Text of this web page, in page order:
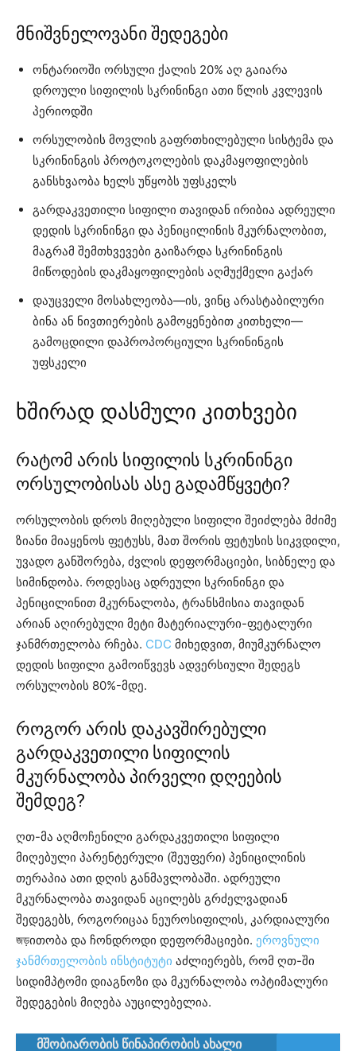
მნიშვნელოვანი შედეგები
ონტარიოში ორსული ქალის 20% აღ გაიარა
დროული სიფილის სკრინინგი ათი წლის კვლევის
პერიოდში
ორსულობის მოვლის გაფრთხილებული სისტემა და
სკრინინგის პროტოკოლების დაკმაყოფილების
განსხვაობა ხელს უწყობს უფსკელს
გარდაკვეთილი სიფილი თავიდან ირიბია ადრეული
დედის სკრინინგი და პენიცილინის მკურნალობით,
მაგრამ შემთხვევები გაიზარდა სკრინინგის
მიწოდების დაკმაყოფილების აღმუქმელი გაქარ
დაუცველი მოსახლეობა—ის, ვინც არასტაბილური
ბინა ან ნივთიერების გამოყენებით კითხელი—
გამოცდილი დაპროპორციული სკრინინგის
უფსკელი
ხშირად დასმული კითხვები
რატომ არის სიფილის სკრინინგი
ორსულობისას ასე გადამწყვეტი?
ორსულობის დროს მიღებული სიფილი შეიძლება მძიმე
ზიანი მიაყენოს ფეტუსს, მათ შორის ფეტუსის სიკვდილი,
უვადო განშორება, ძვლის დეფორმაციები, სიბნელე და
სიმინდობა. როდესაც ადრეული სკრინინგი და
პენიცილინით მკურნალობა, ტრანსმისია თავიდან
არიან აღირებული მეტი მატერიალური-ფეტალური
ჯანმრთელობა რჩება. CDC მიხედვით, მიუმკურნალო
დედის სიფილი გამოიწვევს ადვერსიული შედეგს
ორსულობის 80%-მდე.
როგორ არის დაკავშირებული
გარდაკვეთილი სიფილის
მკურნალობა პირველი დღეების
შემდეგ?
ღთ-მა აღმოჩენილი გარდაკვეთილი სიფილი
მიღებული პარენტერული (შეუფერი) პენიცილინის
თერაპია ათი დღის განმავლობაში. ადრეული
მკურნალობა თავიდან აცილებს გრძელვადიან
შედეგებს, როგორიცაა ნეუროსიფილის, კარდიალური
জড়ითობა და ჩონდროდი დეფორმაციები. ეროვნული
ჯანმრთელობის ინსტიტუტი აძლიერებს, რომ ღთ-ში
სიდიმპტომი დიაგნოზი და მკურნალობა ოპტიმალური
შედეგების მიღება აუცილებელია.
მშობიარობის წინაპირობის ახალი